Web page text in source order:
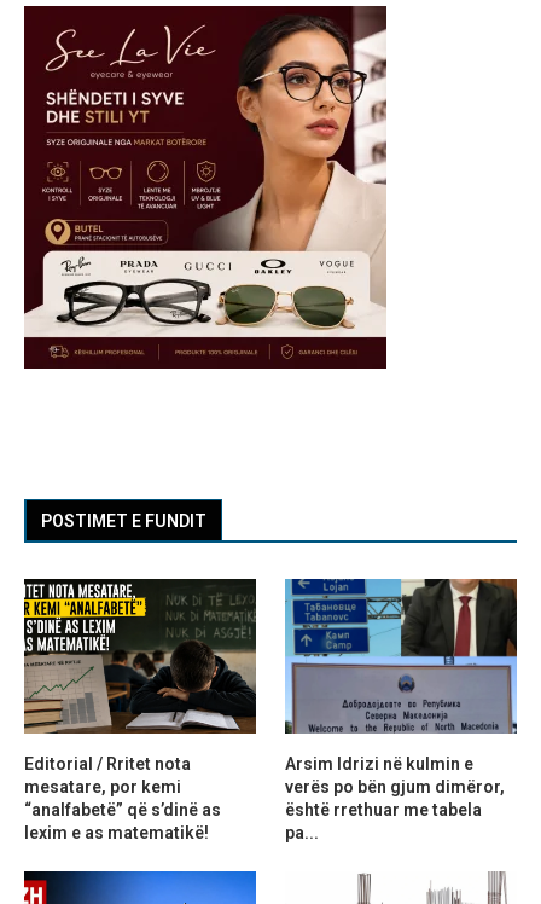
POSTIMET E FUNDIT
Editorial / Rritet nota
mesatare, por kemi
“analfabetë” që s’dinë as
lexim e as matematikë!
Arsim Idrizi në kulmin e
verës po bën gjum dimëror,
është rrethuar me tabela
pa...